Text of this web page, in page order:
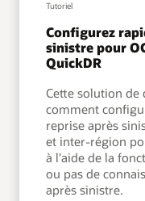
Tutoriel
Configurez
sinistre pour
QuickDR
Cette solution
comment
reprise après
et inter-région
à l'aide de la
ou pas de
après sinistre.